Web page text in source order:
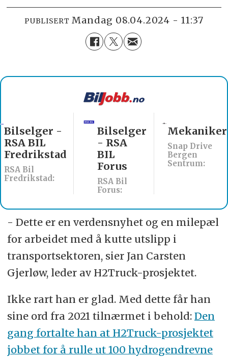
PUBLISERT mandag 08.04.2024 - 11:37
RSA Bil
Fredrikstad:
Bilselger -
RSA BIL
Fredrikstad
RSA Bil
Forus:
Bilselger
- RSA
BIL
Forus
Snap Drive
Bergen
Sentrum:
Mekaniker
- Dette er en verdensnyhet og en milepæl
for arbeidet med å kutte utslipp i
transportsektoren, sier Jan Carsten
Gjerløw, leder av H2Truck-prosjektet.
Ikke rart han er glad. Med dette får han
sine ord fra 2021 tilnærmet i behold: Den
gang fortalte han at H2Truck-prosjektet
jobbet for å rulle ut 100 hydrogendrevne